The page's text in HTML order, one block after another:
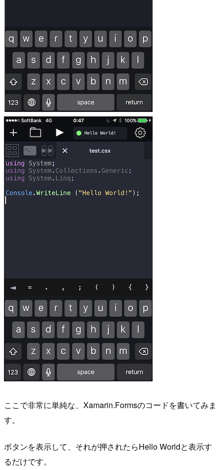
ここで非常に単純な、Xamarin.Formsのコードを書いてみま
す。
ボタンを表示して、それが押されたらHello Worldと表示す
るだけです。